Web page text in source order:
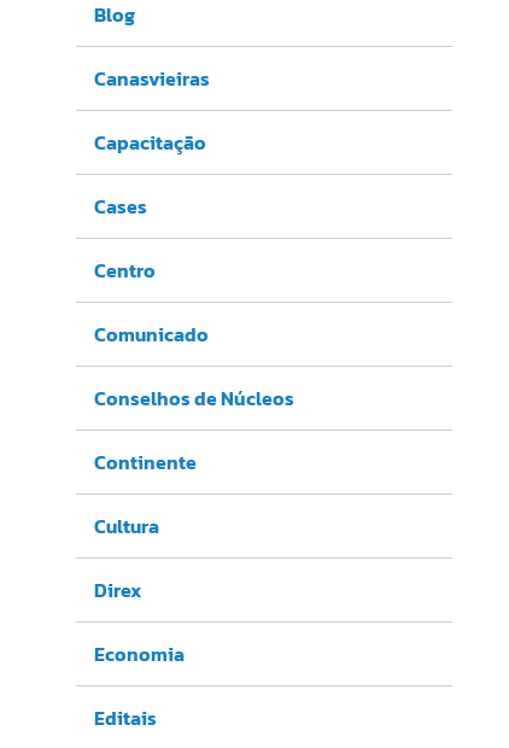
Blog
Canasvieiras
Capacitação
Cases
Centro
Comunicado
Conselhos de Núcleos
Continente
Cultura
Direx
Economia
Editais